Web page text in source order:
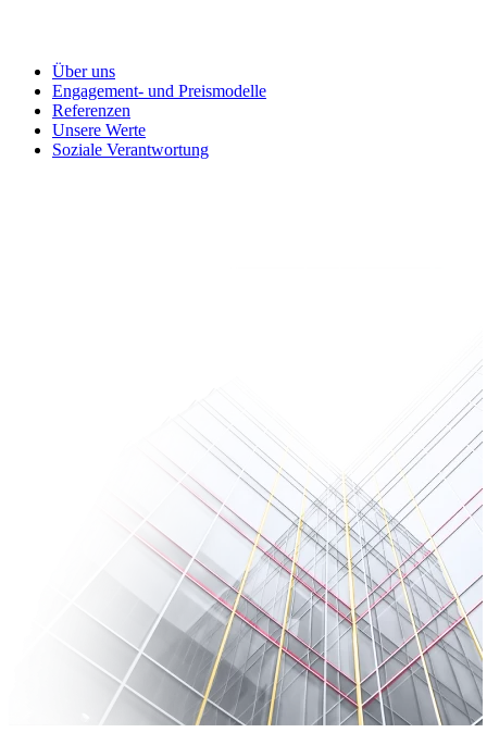
Über uns
Engagement- und Preismodelle
Referenzen
Unsere Werte
Soziale Verantwortung